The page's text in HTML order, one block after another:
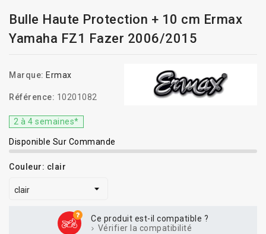
Bulle Haute Protection + 10 cm Ermax
Yamaha FZ1 Fazer 2006/2015
Marque: Ermax
Référence: 10201082
2 à 4 semaines*
Disponible Sur Commande
Couleur: clair
Ce produit est-il compatible ?
Vérifier la compatibilité